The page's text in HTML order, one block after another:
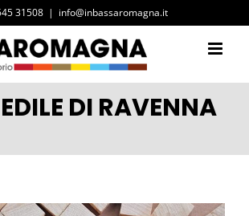
31508 | info@inbassaromagna.it
DI RAVENNA